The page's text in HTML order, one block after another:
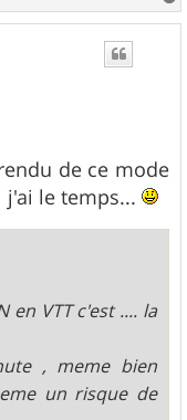
a
de ce mode
le temps...
en VTT c'est .... la
, meme bien
un risque de